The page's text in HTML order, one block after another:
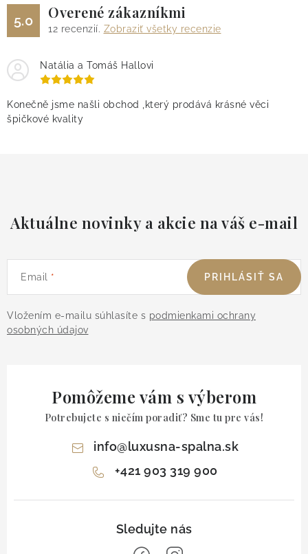
5.0 Overené zákazníkmi
12 recenzií. Zobraziť všetky recenzie
Natália a Tomáš Hallovi
Konečně jsme našli obchod ,který prodává krásné věci
špičkové kvality
Aktuálne novinky a akcie na váš e-mail
Email
Vložením e-mailu súhlasíte s podmienkami ochrany
osobných údajov
PRIHLÁSIŤ SA
Pomôžeme vám s výberom
Potrebujete s niečím poradiť? Sme tu pre vás!
info@luxusna-spalna.sk
+421 903 319 900